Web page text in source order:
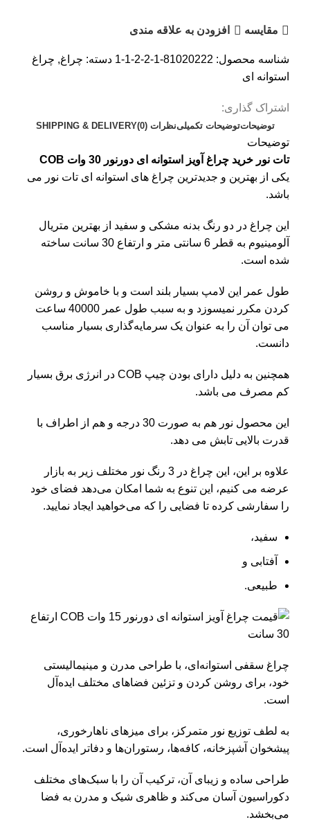
مقایسه افزودن به علاقه مندی
شناسه محصول: 81020222-1-2-2-1-1 دسته: چراغ, چراغ
استوانه ای
اشتراک گذاری:
توضیحاتتوضیحات تکمیلینظرات (0) SHIPPING & DELIVERY
توضیحات
تات نور خرید چراغ آویز استوانه ای دورنور 30 وات COB
یکی از بهترین و جدیدترین چراغ های استوانه ای تات نور می
باشد.
این چراغ در دو رنگ بدنه مشکی و سفید از بهترین متریال
آلومینیوم به قطر 6 سانتی متر و ارتفاع 30 سانت ساخته
شده است.
طول عمر این لامپ بسیار بلند است و با خاموش و روشن
کردن مکرر نمیسوزد و به سبب طول عمر 40000 ساعت
می توان آن را به عنوان یک سرمایه‌گذاری بسیار مناسب
دانست.
همچنین به دلیل دارای بودن چیپ COB در انرژی برق بسیار
کم مصرف می باشد.
این محصول نور هم به صورت 30 درجه و هم از اطراف با
قدرت بالایی تابش می دهد.
علاوه بر این، این چراغ در 3 رنگ نور مختلف زیر به بازار
عرضه می کنیم، این تنوع به شما امکان می‌دهد فضای خود
را سفارشی کرده تا فضایی را که می‌خواهید ایجاد نمایید.
سفید،
آفتابی و
طبیعی.
چراغ سقفی استوانه‌ای، با طراحی مدرن و مینیمالیستی
خود، برای روشن کردن و تزئین فضاهای مختلف ایده‌آل
است.
به لطف توزیع نور متمرکز، برای میزهای ناهارخوری،
پیشخوان آشپزخانه، کافه‌ها، رستوران‌ها و دفاتر ایده‌آل است.
طراحی ساده و زیبای آن، ترکیب آن را با سبک‌های مختلف
دکوراسیون آسان می‌کند و ظاهری شیک و مدرن به فضا
می‌بخشد.